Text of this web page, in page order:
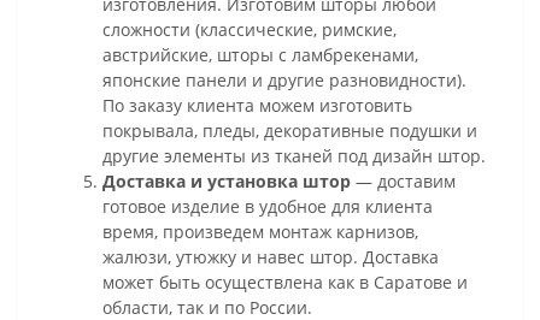
сложности (классические, римские,
австрийские, шторы с ламбрекенами,
японские панели и другие разновидности).
По заказу клиента можем изготовить
покрывала, пледы, декоративные подушки и
другие элементы из тканей под дизайн штор.
Доставка и установка штор — доставим
готовое изделие в удобное для клиента
время, произведем монтаж карнизов,
жалюзи, утюжку и навес штор. Доставка
может быть осуществлена как в Саратове и
области, так и по России.